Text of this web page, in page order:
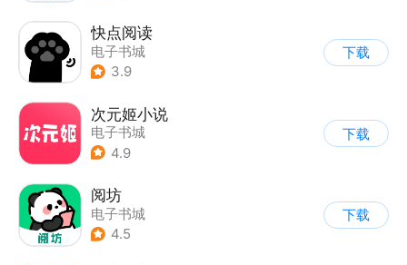
快点阅读
电子书城
3.9
下载
次元姬小说
电子书城
4.9
下载
阅坊
电子书城
4.5
下载